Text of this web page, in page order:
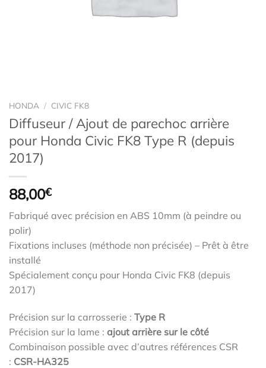
HONDA / CIVIC FK8
Diffuseur / Ajout de parechoc arrière
pour Honda Civic FK8 Type R (depuis
2017)
88,00€
Fabriqué avec précision en ABS 10mm (à peindre ou
polir)
Fixations incluses (méthode non précisée) – Prêt à être
installé
Spécialement conçu pour Honda Civic FK8 (depuis
2017)
Précision sur la carrosserie : Type R
Précision sur la lame : ajout arrière sur le côté
Combinaison possible avec d’autres références CSR
: CSR-HA325